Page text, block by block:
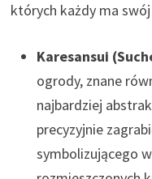
których każdy ma
Karesansui
ogrody, znane
najbardziej
precyzyjnie
symbolizującego